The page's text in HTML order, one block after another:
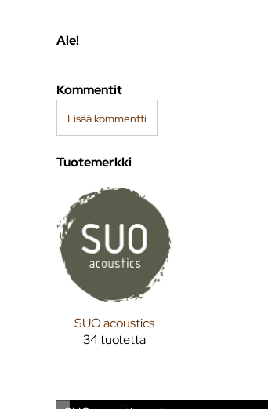
Ale!
Kommentit
Lisää kommentti
Tuotemerkki
SUO acoustics
34 tuotetta